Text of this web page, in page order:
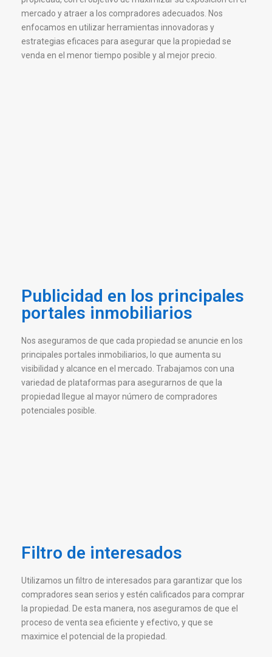
mercado y atraer a los compradores adecuados. Nos
enfocamos en utilizar herramientas innovadoras y
estrategias eficaces para asegurar que la propiedad se
venda en el menor tiempo posible y al mejor precio.
Publicidad en los principales
portales inmobiliarios
Nos aseguramos de que cada propiedad se anuncie en los
principales portales inmobiliarios, lo que aumenta su
visibilidad y alcance en el mercado. Trabajamos con una
variedad de plataformas para asegurarnos de que la
propiedad llegue al mayor número de compradores
potenciales posible.
Filtro de interesados
Utilizamos un filtro de interesados para garantizar que los
compradores sean serios y estén calificados para comprar
la propiedad. De esta manera, nos aseguramos de que el
proceso de venta sea eficiente y efectivo, y que se
maximice el potencial de la propiedad.